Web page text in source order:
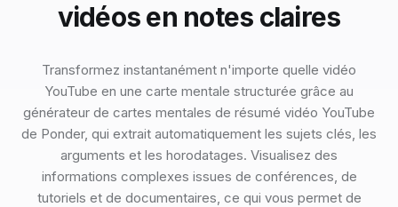
vidéos en notes claires
Transformez instantanément n'importe quelle vidéo
YouTube en une carte mentale structurée grâce au
générateur de cartes mentales de résumé vidéo YouTube
de Ponder, qui extrait automatiquement les sujets clés, les
arguments et les horodatages. Visualisez des
informations complexes issues de conférences, de
tutoriels et de documentaires, ce qui vous permet de